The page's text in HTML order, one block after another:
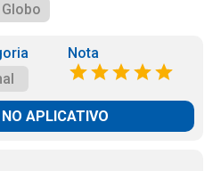
Globo
Nota
APLICATIVO